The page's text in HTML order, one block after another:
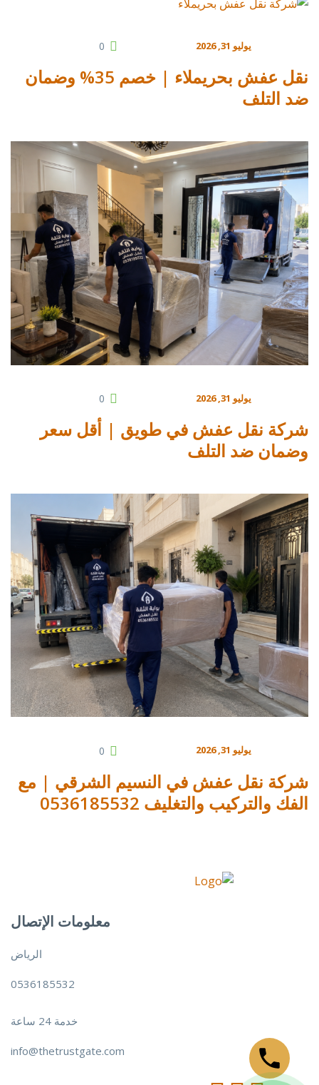
يوليو 31, 2026 0
نقل عفش بحريملاء | خصم 35% وضمان
ضد التلف
يوليو 31, 2026 0
شركة نقل عفش في طويق | أقل سعر
وضمان ضد التلف
يوليو 31, 2026 0
شركة نقل عفش في النسيم الشرقي | مع
الفك والتركيب والتغليف 0536185532
معلومات الإتصال
الرياض
0536185532
خدمة 24 ساعة
info@thetrustgate.com